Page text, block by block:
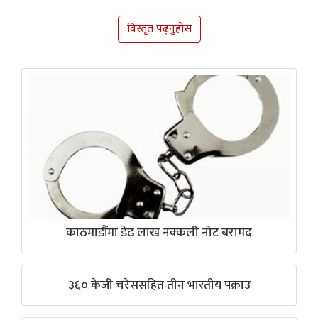
विस्तृत पढ्नुहोस
काठमाडौंमा डेढ लाख नक्कली नोट बरामद
३६० केजी चरेससहित तीन भारतीय पक्राउ